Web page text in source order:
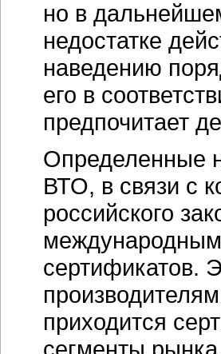
но в
недостатке
наведению
его в
предпочитает
Определенные
ВТО, в связи с
российского
сертификатов.
приходится